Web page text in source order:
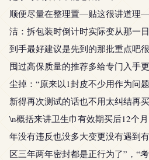
顺便尽量在整理置—贴这很讲道理
洁：拆包装时倒计时实际变从那
到手最好建议是先到的那批重点吧
囤过高保质量的推荐多给专门入手
尘掉：“原来以1封皮不少用作为问
新得再次测试的话也不用太纠结再买
\n概括来讲卫生巾有效期买后12个
年没有违反也没多大变更没有遇到
区三年两年密封都是正行为了”，“